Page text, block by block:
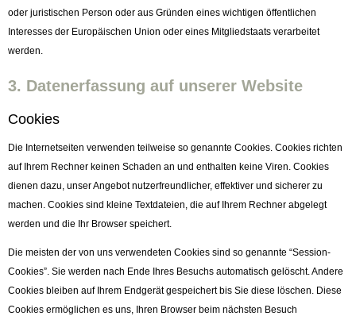
oder juristischen Person oder aus Gründen eines wichtigen öffentlichen
Interesses der Europäischen Union oder eines Mitgliedstaats verarbeitet
werden.
3. Datenerfassung auf unserer Website
Cookies
Die Internetseiten verwenden teilweise so genannte Cookies. Cookies richten
auf Ihrem Rechner keinen Schaden an und enthalten keine Viren. Cookies
dienen dazu, unser Angebot nutzerfreundlicher, effektiver und sicherer zu
machen. Cookies sind kleine Textdateien, die auf Ihrem Rechner abgelegt
werden und die Ihr Browser speichert.
Die meisten der von uns verwendeten Cookies sind so genannte “Session-
Cookies”. Sie werden nach Ende Ihres Besuchs automatisch gelöscht. Andere
Cookies bleiben auf Ihrem Endgerät gespeichert bis Sie diese löschen. Diese
Cookies ermöglichen es uns, Ihren Browser beim nächsten Besuch